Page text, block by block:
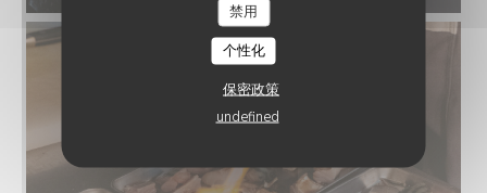
禁用
个性化
保密政策
undefined